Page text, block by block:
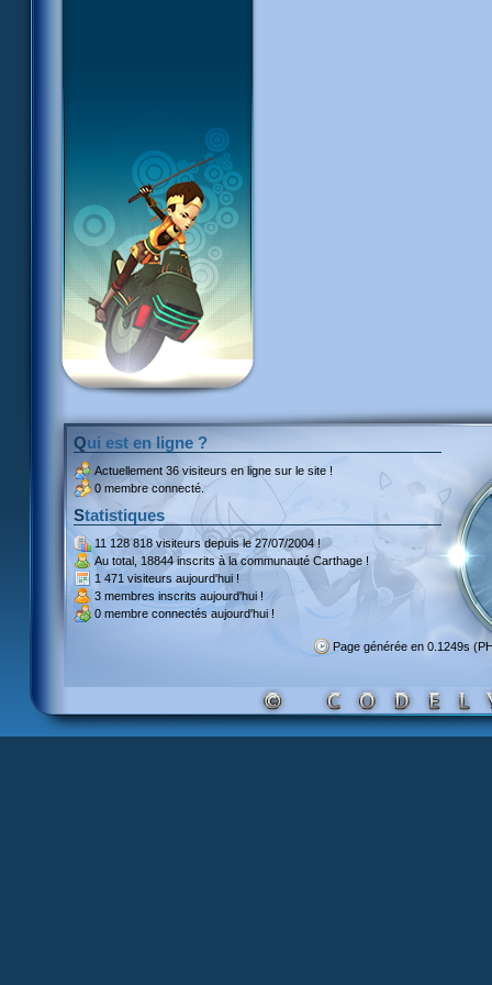
Qui est en ligne ?
Actuellement 36 visiteurs en ligne sur le site !
0 membre connecté.
Statistiques
11 128 818 visiteursdepuis le 27/07/2004 !
Au total, 18844 inscritsà la communauté Carthage !
1 471 visiteurs aujourd'hui !
3 membres inscrits aujourd'hui !
0 membre connectés aujourd'hui !
Page générée en 0.1249s